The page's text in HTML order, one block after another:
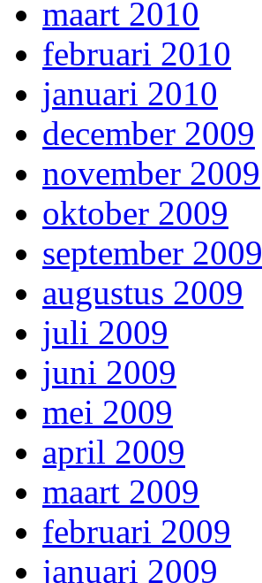
maart 2010
februari 2010
januari 2010
december 2009
november 2009
oktober 2009
september 2009
augustus 2009
juli 2009
juni 2009
mei 2009
april 2009
maart 2009
februari 2009
januari 2009